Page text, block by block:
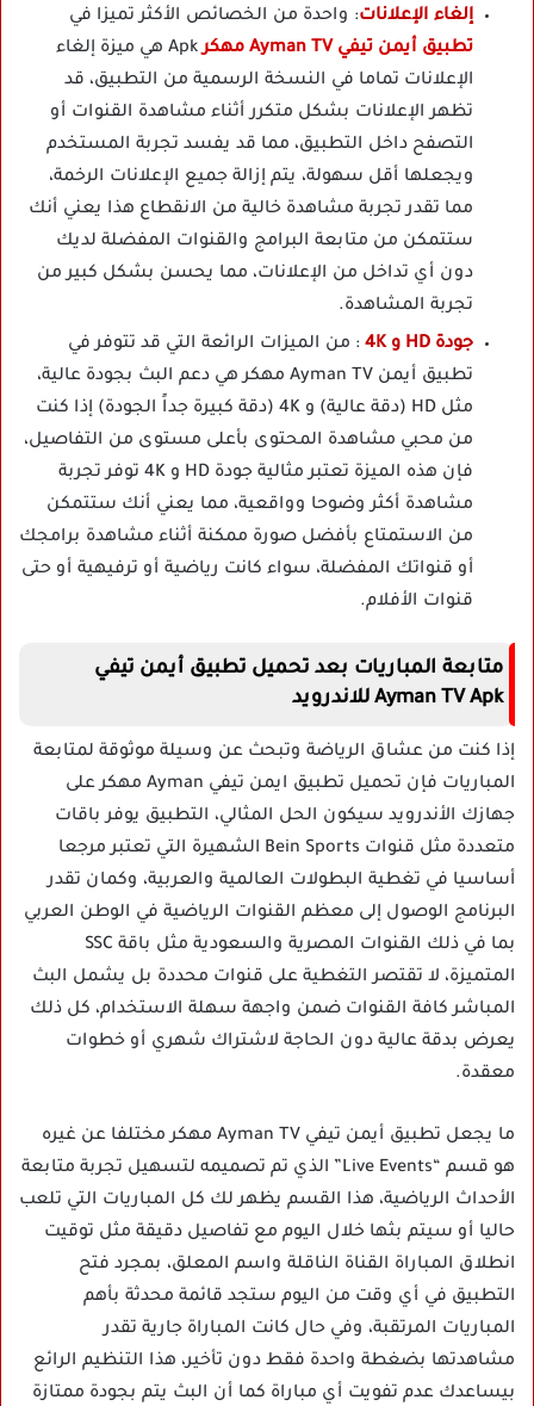
إلغاء الإعلانات: واحدة من الخصائص الأكثر تميزا في
تطبيق أيمن تيفي Ayman TV مهكر
Apk هي ميزة إلغاء
الإعلانات تماما في النسخة الرسمية من التطبيق، قد
تظهر الإعلانات بشكل متكرر أثناء مشاهدة القنوات أو
التصفح داخل التطبيق، مما قد يفسد تجربة المستخدم
ويجعلها أقل سهولة، يتم إزالة جميع الإعلانات الرخمة،
مما تقدر تجربة مشاهدة خالية من الانقطاع هذا يعني أنك
ستتمكن من متابعة البرامج والقنوات المفضلة لديك
دون أي تداخل من الإعلانات، مما يحسن بشكل كبير من
تجربة المشاهدة.
جودة HD و 4K
: من الميزات الرائعة التي قد تتوفر في
تطبيق أيمن Ayman TV مهكر هي دعم البث بجودة عالية،
مثل HD (دقة عالية) و 4K (دقة كبيرة جداً الجودة) إذا كنت
من محبي مشاهدة المحتوى بأعلى مستوى من التفاصيل،
فإن هذه الميزة تعتبر مثالية جودة HD و 4K توفر تجربة
مشاهدة أكثر وضوحا وواقعية، مما يعني أنك ستتمكن
من الاستمتاع بأفضل صورة ممكنة أثناء مشاهدة برامجك
أو قنواتك المفضلة، سواء كانت رياضية أو ترفيهية أو حتى
قنوات الأفلام.
متابعة المباريات بعد تحميل تطبيق أيمن تيفي
Ayman TV Apk للاندرويد
إذا كنت من عشاق الرياضة وتبحث عن وسيلة موثوقة لمتابعة
المباريات فإن تحميل تطبيق ايمن تيفي Ayman مهكر على
جهازك الأندرويد سيكون الحل المثالي، التطبيق يوفر باقات
متعددة مثل قنوات Bein Sports الشهيرة التي تعتبر مرجعا
أساسيا في تغطية البطولات العالمية والعربية، وكمان تقدر
البرنامج الوصول إلى معظم القنوات الرياضية في الوطن العربي
بما في ذلك القنوات المصرية والسعودية مثل باقة SSC
المتميزة، لا تقتصر التغطية على قنوات محددة بل يشمل البث
المباشر كافة القنوات ضمن واجهة سهلة الاستخدام، كل ذلك
يعرض بدقة عالية دون الحاجة لاشتراك شهري أو خطوات
معقدة.
ما يجعل تطبيق أيمن تيفي Ayman TV مهكر مختلفا عن غيره
هو قسم “Live Events” الذي تم تصميمه لتسهيل تجربة متابعة
الأحداث الرياضية، هذا القسم يظهر لك كل المباريات التي تلعب
حاليا أو سيتم بثها خلال اليوم مع تفاصيل دقيقة مثل توقيت
انطلاق المباراة القناة الناقلة واسم المعلق، بمجرد فتح
التطبيق في أي وقت من اليوم ستجد قائمة محدثة بأهم
المباريات المرتقبة، وفي حال كانت المباراة جارية تقدر
مشاهدتها بضغطة واحدة فقط دون تأخير، هذا التنظيم الرائع
بيساعدك عدم تفويت أي مباراة كما أن البث يتم بجودة ممتازة